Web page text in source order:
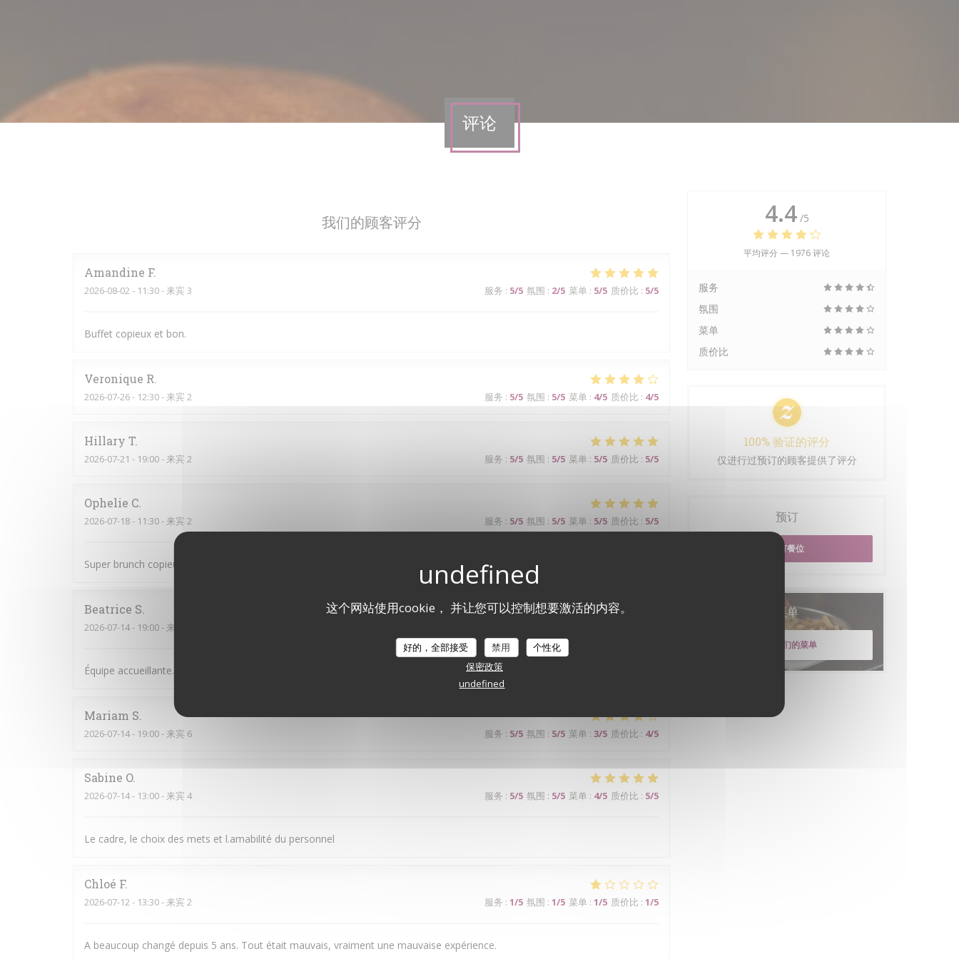
这个网站使用cookie， 并让您可以控制想要激活的内容。
好的，全部接受 禁用
个性化
保密政策
undefined
评论
我们的顾客评分
Amandine F
2026-08-02 - 11:30 - 来宾 3 服务 : 5/5 氛围 : 2/5 菜单 : 5/5 质价比 : 5/5
Buffet copieux et bon.
Veronique R
2026-07-26- 12:30 - 来宾 2 服务 : 5/5 氛围 : 5/5 菜单 : 4/5 质价比 : 4/5
Hillary T
2026-07-21 - 19:00 - 来宾 2 服务 : 5/5 氛围 : 5/5 菜单 : 5/5 质价比 : 5/5
Ophelie C
2026-07-18- 11:30 - 来宾 2 服务 : 5/5 氛围 : 5/5 菜单 : 5/5 质价比 : 5/5
Super brunch copieux et bon Le serveur était au top !
Beatrice S
2026-07-14- 19:00 - 来宾 6
Équipe accueillante. Bonne Ambiance et on y mange bien. Je recommande
Mariam S
2026-07-14- 19:00 - 来宾 6 服务 : 5/5 氛围 : 5/5 菜单 : 3/5 质价比 : 4/5
Sabine O
2026-07-14- 13:00 - 来宾 4 服务 : 5/5 氛围 : 5/5 菜单 : 4/5 质价比 : 5/5
Le cadre, le choix des mets et l.amabilité du personnel
Chloé F
2026-07-12 - 13:30 - 来宾 2 服务 : 1/5 氛围 : 1/5 菜单 : 1/5 质价比 : 1/5
A beaucoup changé depuis 5 ans. Tout était mauvais, vraiment une mauvaise expérience.
4.4 /5
平均评分 — 1976 评论
服务
氛围
菜单
质价比
100% 验证的评分
仅进行过预订的顾客提供了评分
预订
预订餐位
菜单
发现我们的菜单